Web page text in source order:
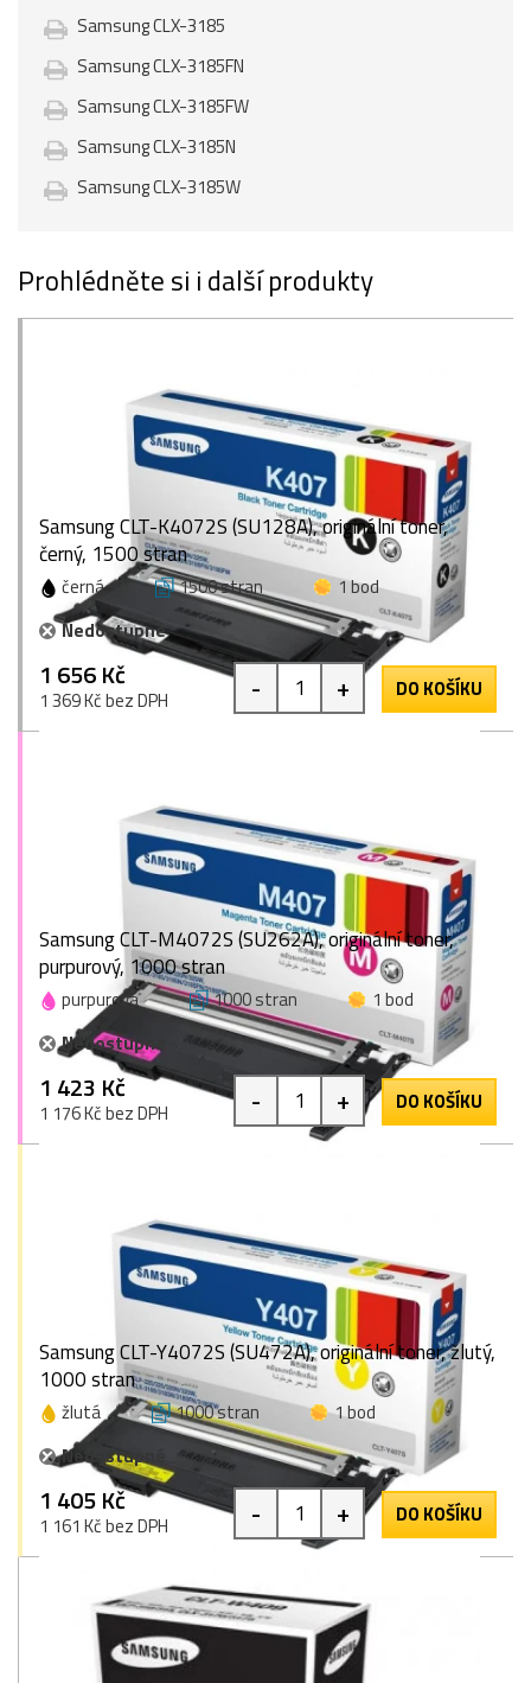
Samsung CLX-3185
Samsung CLX-3185FN
Samsung CLX-3185FW
Samsung CLX-3185N
Samsung CLX-3185W
Prohlédněte si i další produkty
Samsung CLT-K4072S (SU128A), originální toner,
černý, 1500 stran
černá 1500 stran
1 bod
Nedostupné
1 656 Kč
1 369 Kč bez DPH - + DO KOŠÍKU
Samsung CLT-M4072S (SU262A), originální toner,
purpurový, 1000 stran
purpurová 1000 stran
1 bod
Nedostupné
1 423 Kč
1 176 Kč bez DPH - + DO KOŠÍKU
Samsung CLT-Y4072S (SU472A), originální toner, žlutý,
1000 stran
žlutá 1000 stran
1 bod
Nedostupné
1 405 Kč
1 161 Kč bez DPH - + DO KOŠÍKU